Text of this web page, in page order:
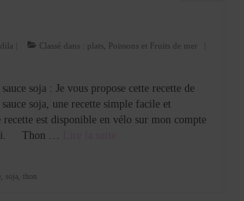
Classé dans : plats Poissons et Fruits de mer
soja : Je vous propose cette recette de
soja, une recette simple facile et
recette est disponible en vélo sur mon compte
ici. Thon …
soja thon